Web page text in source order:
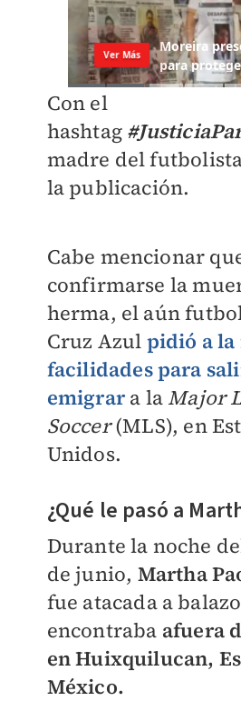
Con el
hashtag
madre del
la publicación.
Cabe mencionar
confirmarse la
herma, el aún
Cruz Azul pidió a
facilidades para
emigrara la Major
Soccer(MLS), en
Unidos.
¿Qué le pasó a
Durante la noche
de junio, Martha
fue atacada a
encontraba afuera
en Huixquilucan,
México.